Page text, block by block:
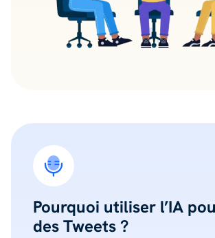
Pourquoi utiliser l’IA
des Tweets ?